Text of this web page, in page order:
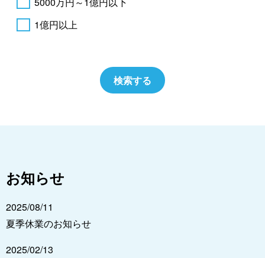
1億円以上
お知らせ
2025/08/11
夏季休業のお知らせ
2025/02/13